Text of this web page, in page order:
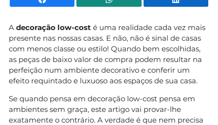
A decoração low-cost é uma realidade cada vez mais
presente nas nossas casas. E não, não é sinal de casas
com menos classe ou estilo! Quando bem escolhidas,
as peças de baixo valor de compra podem resultar na
perfeição num ambiente decorativo e conferir um
efeito requintado e luxuoso aos espaços de sua casa.
Se quando pensa em decoração low-cost pensa em
ambientes sem graça, este artigo vai provar-lhe
exatamente o contrário. A verdade é que nem precisa